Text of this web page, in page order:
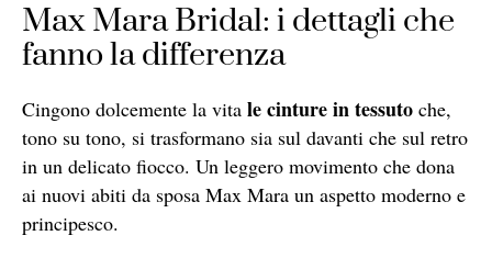
Max Mara Bridal: i dettagli che
fanno la differenza
Cingono dolcemente la vita le cinture in tessuto che,
tono su tono, si trasformano sia sul davanti che sul retro
in un delicato fiocco. Un leggero movimento che dona
ai nuovi abiti da sposa Max Mara un aspetto moderno e
principesco.